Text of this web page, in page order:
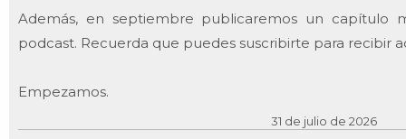
Además, en septiembre publicaremos un capítulo
podcast. Recuerda que puedes suscribirte para recibir
Empezamos.
31 de julio de 2026